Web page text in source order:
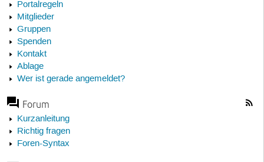
Portalregeln
Mitglieder
Gruppen
Spenden
Kontakt
Ablage
Wer ist gerade angemeldet?
Forum
Kurzanleitung
Richtig fragen
Foren-Syntax